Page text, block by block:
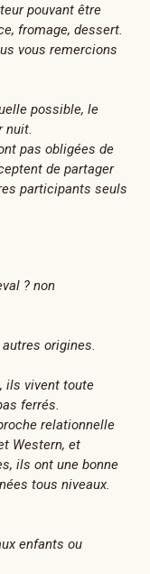
pouvant être
fromage, dessert.
vous remercions
possible, le
nuit.
pas obligées de
de partager
participants seuls
? non
origines.
ils vivent toute
ferrés.
relationnelle
Western, et
ils ont une bonne
tous niveaux.
enfants ou